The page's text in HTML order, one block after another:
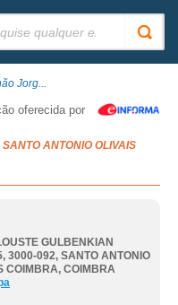
Jorg...
oferecida por
ANTONIO OLIVAIS
GULBENKIAN
3000-092, SANTO ANTONIO
COIMBRA, COIMBRA